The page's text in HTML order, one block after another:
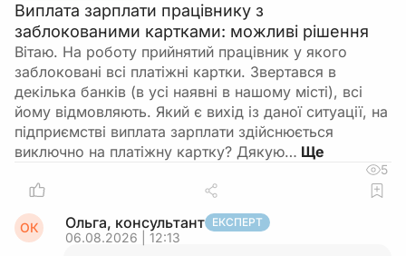
Виплата зарплати працівнику з
заблокованими картками: можливі рішення
Вітаю. На роботу прийнятий працівник у якого
заблоковані всі платіжні картки. Звертався в
декілька банків (в усі наявні в нашому місті), всі
йому відмовляють. Який є вихід із даної ситуації, на
підприємстві виплата зарплати здійснюється
виключно на платіжну картку? Дякую…
5
ОК Ольга, консультант ЕКСПЕРТ
06.08.2026 | 12:13